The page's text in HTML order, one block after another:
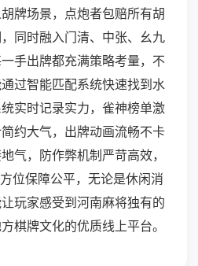
牌场景，点炮者包赔所有胡
同时融入门清、中张、幺九
手出牌都充满策略考量，不
过智能匹配系统快速找到水
实时记录实力，雀神榜单激
约大气，出牌动画流畅不卡
气，防作弊机制严苛高效，
位保障公平，无论是休闲消
玩家感受到河南麻将独有的
棋牌文化的优质线上平台。